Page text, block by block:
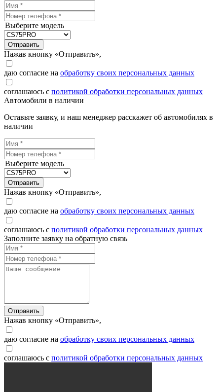
Выберите модель
Отправить
Нажав кнопку «Отправить»,
даю согласие на обработку своих персональных данных
соглашаюсь с политикой обработки персональных данных
Автомобили в наличии
Оставьте заявку, и наш менеджер расскажет об автомобилях в
наличии
Выберите модель
Отправить
Нажав кнопку «Отправить»,
даю согласие на обработку своих персональных данных
соглашаюсь с политикой обработки персональных данных
Заполните заявку на обратную связь
Отправить
Нажав кнопку «Отправить»,
даю согласие на обработку своих персональных данных
соглашаюсь с политикой обработки персональных данных